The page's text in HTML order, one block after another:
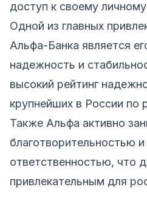
доступ к своему
Одной из главных
Альфа-Банка является
надежность и
высокий рейтинг
крупнейших в России по
Также Альфа активно
благотворительностью
ответственностью, что
привлекательным для